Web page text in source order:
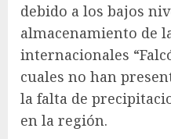
debido a los bajos
almacenamiento de
internacionales
cuales no han
la falta de
en la región.